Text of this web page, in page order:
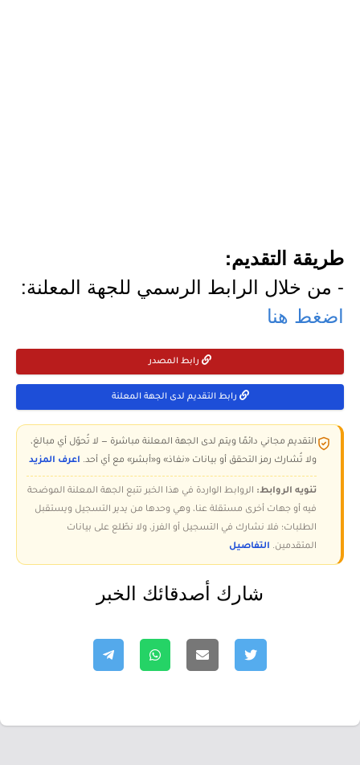
طريقة التقديم:
- من خلال الرابط الرسمي للجهة المعلنة:
اضغط هنا
رابط المصدر
رابط التقديم لدى الجهة المعلنة
التقديم مجاني دائمًا ويتم لدى الجهة المعلنة مباشرة — لا تُحوّل أي مبالغ،
ولا تُشارك رمز التحقق أو بيانات «نفاذ» و«أبشر» مع أي أحد. اعرف المزيد
تنويه الروابط: الروابط الواردة في هذا الخبر تتبع الجهة المعلنة الموضحة
فيه أو جهات أخرى مستقلة عنا، وهي وحدها من يدير التسجيل ويستقبل
الطلبات؛ فلا نشارك في التسجيل أو الفرز، ولا نطّلع على بيانات
المتقدمين. التفاصيل
شارك أصدقائك الخبر